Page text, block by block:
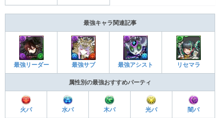
最強キャラ関連記事
最強リーダー 最強サブ 最強アシスト リセマラ
属性別の最強おすすめパーティ
火パ 水パ 木パ 光パ 闇パ